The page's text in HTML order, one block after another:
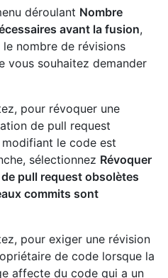
déroulant Nombre
avant la fusion,
nombre de révisions
vous souhaitez demander
pour révoquer une
de pull request
modifiant le code est
sélectionnez Révoquer
pull request obsolètes
commits sont
pour exiger une révision
de code lorsque la
affecte du code qui a un